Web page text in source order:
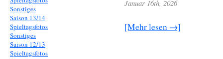
Sonstiges
Saison 13/14
Spieltagsfotos
Sonstiges
Saison 12/13
Spieltagsfotos
Januar 16th, 2026
[Mehr lesen →]